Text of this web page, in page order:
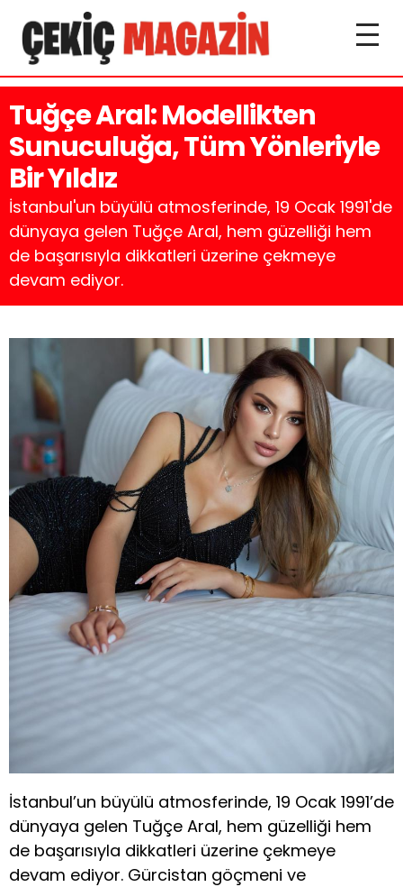
Tuğçe Aral: Modellikten
Sunuculuğa, Tüm Yönleriyle
Bir Yıldız
İstanbul'un büyülü atmosferinde, 19 Ocak 1991'de
dünyaya gelen Tuğçe Aral, hem güzelliği hem
de başarısıyla dikkatleri üzerine çekmeye
devam ediyor.
İstanbul’un büyülü atmosferinde, 19 Ocak 1991’de
dünyaya gelen Tuğçe Aral, hem güzelliği hem
de başarısıyla dikkatleri üzerine çekmeye
devam ediyor. Gürcistan göçmeni ve